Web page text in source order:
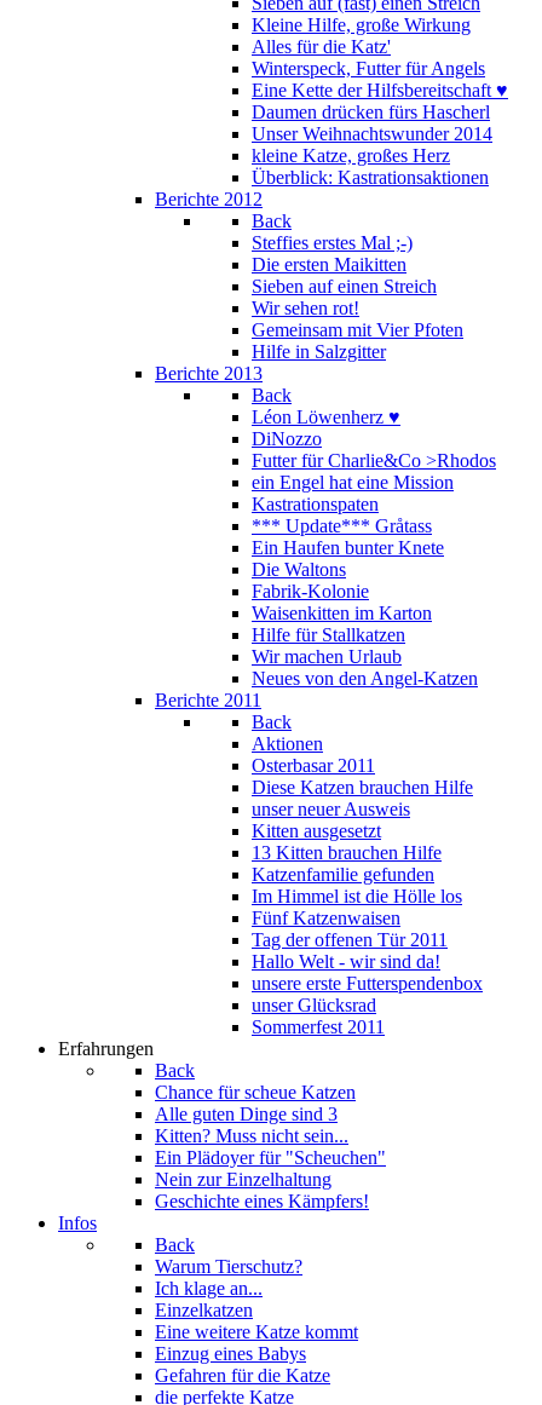
Kleine Hilfe, große Wirkung
Alles für die Katz'
Winterspeck, Futter für Angels
Eine Kette der Hilfsbereitschaft ♥
Daumen drücken fürs Hascherl
Unser Weihnachtswunder 2014
kleine Katze, großes Herz
Überblick: Kastrationsaktionen
Berichte 2012
Back
Steffies erstes Mal ;-)
Die ersten Maikitten
Sieben auf einen Streich
Wir sehen rot!
Gemeinsam mit Vier Pfoten
Hilfe in Salzgitter
Berichte 2013
Back
Léon Löwenherz ♥
DiNozzo
Futter für Charlie&Co >Rhodos
ein Engel hat eine Mission
Kastrationspaten
*** Update*** Gråtass
Ein Haufen bunter Knete
Die Waltons
Fabrik-Kolonie
Waisenkitten im Karton
Hilfe für Stallkatzen
Wir machen Urlaub
Neues von den Angel-Katzen
Berichte 2011
Back
Aktionen
Osterbasar 2011
Diese Katzen brauchen Hilfe
unser neuer Ausweis
Kitten ausgesetzt
13 Kitten brauchen Hilfe
Katzenfamilie gefunden
Im Himmel ist die Hölle los
Fünf Katzenwaisen
Tag der offenen Tür 2011
Hallo Welt - wir sind da!
unsere erste Futterspendenbox
unser Glücksrad
Sommerfest 2011
Erfahrungen
Back
Chance für scheue Katzen
Alle guten Dinge sind 3
Kitten? Muss nicht sein...
Ein Plädoyer für "Scheuchen"
Nein zur Einzelhaltung
Geschichte eines Kämpfers!
Infos
Back
Warum Tierschutz?
Ich klage an...
Einzelkatzen
Eine weitere Katze kommt
Einzug eines Babys
Gefahren für die Katze
die perfekte Katze